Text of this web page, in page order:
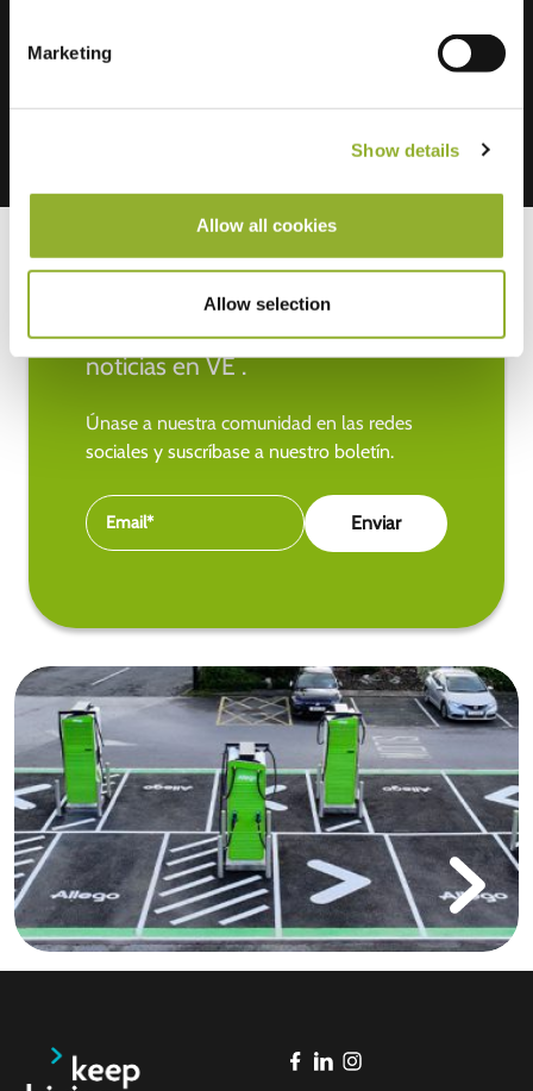
Marketing
Show details
Allow all cookies
Allow selection
Manténgase al día de las últimas
noticias en VE .
Únase a nuestra comunidad en las redes
sociales y suscríbase a nuestro boletín.